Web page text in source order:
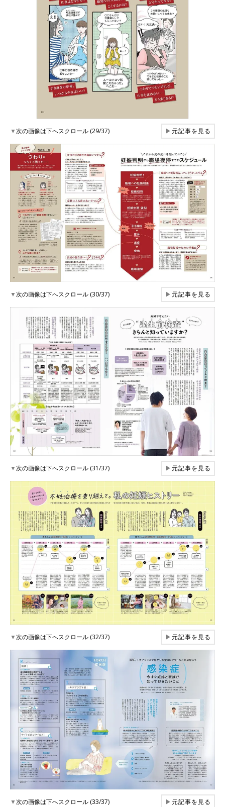
▼次の画像は下へスクロール (29/37) ▶元記事を見る
▼次の画像は下へスクロール (30/37) ▶元記事を見る
▼次の画像は下へスクロール (31/37) ▶元記事を見る
▼次の画像は下へスクロール (32/37) ▶元記事を見る
▼次の画像は下へスクロール (33/37) ▶元記事を見る